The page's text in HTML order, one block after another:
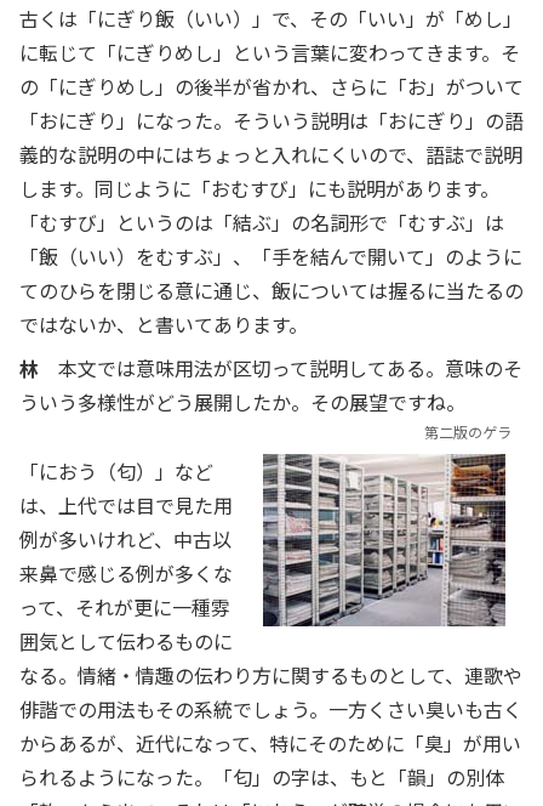
古くは「にぎり飯（いい）」で、その「いい」が「めし」
に転じて「にぎりめし」という言葉に変わってきます。そ
の「にぎりめし」の後半が省かれ、さらに「お」がついて
「おにぎり」になった。そういう説明は「おにぎり」の語
義的な説明の中にはちょっと入れにくいので、語誌で説明
します。同じように「おむすび」にも説明があります。
「むすび」というのは「結ぶ」の名詞形で「むすぶ」は
「飯（いい）をむすぶ」、「手を結んで開いて」のように
てのひらを閉じる意に通じ、飯については握るに当たるの
ではないか、と書いてあります。
林 本文では意味用法が区切って説明してある。意味のそ
ういう多様性がどう展開したか。その展望ですね。
第二版のゲラ
「におう（匂）」など
は、上代では目で見た用
例が多いけれど、中古以
来鼻で感じる例が多くな
って、それが更に一種雰
囲気として伝わるものに
なる。情緒・情趣の伝わり方に関するものとして、連歌や
俳諧での用法もその系統でしょう。一方くさい臭いも古く
からあるが、近代になって、特にそのために「臭」が用い
られるようになった。「匂」の字は、もと「韻」の別体